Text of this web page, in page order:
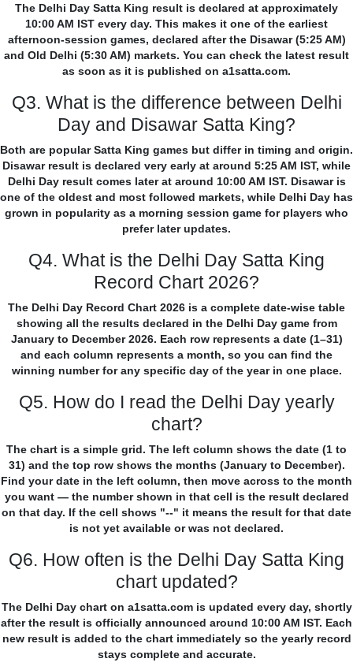
The Delhi Day Satta King result is declared at approximately
10:00 AM IST every day. This makes it one of the earliest
afternoon-session games, declared after the Disawar (5:25 AM)
and Old Delhi (5:30 AM) markets. You can check the latest result
as soon as it is published on a1satta.com.
Q3. What is the difference between Delhi
Day and Disawar Satta King?
Both are popular Satta King games but differ in timing and origin.
Disawar result is declared very early at around 5:25 AM IST, while
Delhi Day result comes later at around 10:00 AM IST. Disawar is
one of the oldest and most followed markets, while Delhi Day has
grown in popularity as a morning session game for players who
prefer later updates.
Q4. What is the Delhi Day Satta King
Record Chart 2026?
The Delhi Day Record Chart 2026 is a complete date-wise table
showing all the results declared in the Delhi Day game from
January to December 2026. Each row represents a date (1–31)
and each column represents a month, so you can find the
winning number for any specific day of the year in one place.
Q5. How do I read the Delhi Day yearly
chart?
The chart is a simple grid. The left column shows the date (1 to
31) and the top row shows the months (January to December).
Find your date in the left column, then move across to the month
you want — the number shown in that cell is the result declared
on that day. If the cell shows "--" it means the result for that date
is not yet available or was not declared.
Q6. How often is the Delhi Day Satta King
chart updated?
The Delhi Day chart on a1satta.com is updated every day, shortly
after the result is officially announced around 10:00 AM IST. Each
new result is added to the chart immediately so the yearly record
stays complete and accurate.